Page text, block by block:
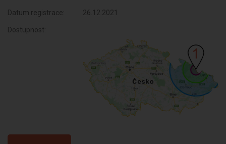
Datum registrace: 26.12.2021
Dostupnost: